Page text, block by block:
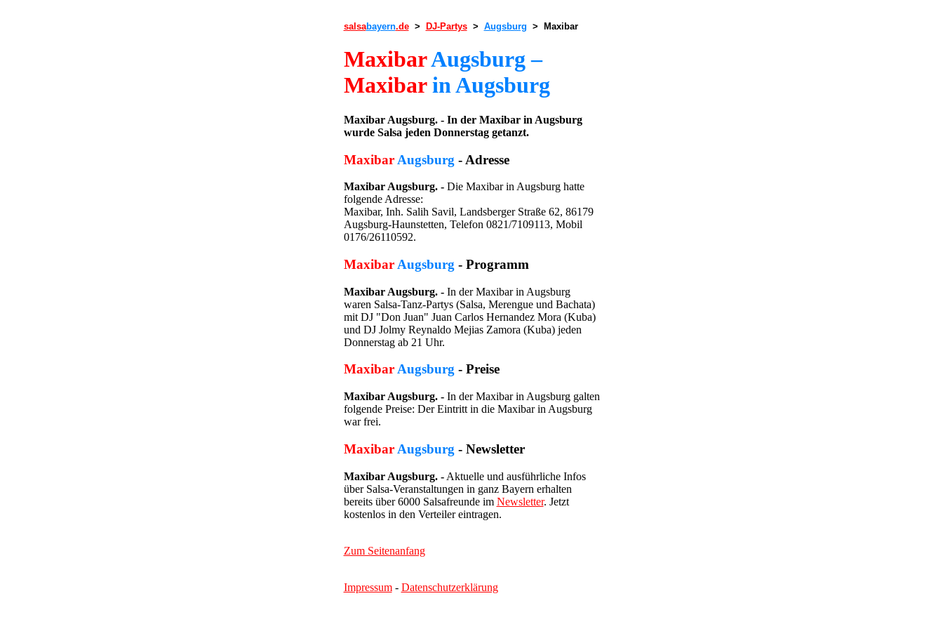
salsabayern.de> DJ-Partys> Augsburg > Maxibar
MaxibarAugsburg –
Maxibar in Augsburg
Maxibar Augsburg. - In der Maxibar in Augsburg
wurde Salsa jeden Donnerstag getanzt.
Maxibar Augsburg - Adresse
Maxibar Augsburg. -Die Maxibar in Augsburg hatte
folgende Adresse:
Maxibar, Inh. Salih Savil, Landsberger Straße 62, 86179
Augsburg-Haunstetten, Telefon 0821/7109113, Mobil
0176/26110592.
Maxibar Augsburg - Programm
Maxibar Augsburg. -In der Maxibar in Augsburg
waren Salsa-Tanz-Partys (Salsa, Merengue und Bachata)
mit DJ "Don Juan" Juan Carlos Hernandez Mora (Kuba)
und DJ Jolmy Reynaldo Mejias Zamora (Kuba) jeden
Donnerstag ab 21 Uhr.
Maxibar Augsburg- Preise
Maxibar Augsburg. -In der Maxibar in Augsburg galten
folgende Preise: Der Eintritt in die Maxibar in Augsburg
war frei.
Maxibar Augsburg - Newsletter
Maxibar Augsburg. -Aktuelle und ausführliche Infos
über Salsa-Veranstaltungen in ganz Bayern erhalten
bereits über 6000 Salsafreunde im Newsletter. Jetzt
kostenlos in den Verteiler eintragen.
Zum Seitenanfang
Impressum- Datenschutzerklärung